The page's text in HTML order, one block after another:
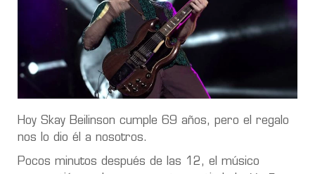
Hoy Skay Beilinson cumple 69 años, pero el regalo
nos lo dio él a nosotros.
Pocos minutos después de las 12, el músico